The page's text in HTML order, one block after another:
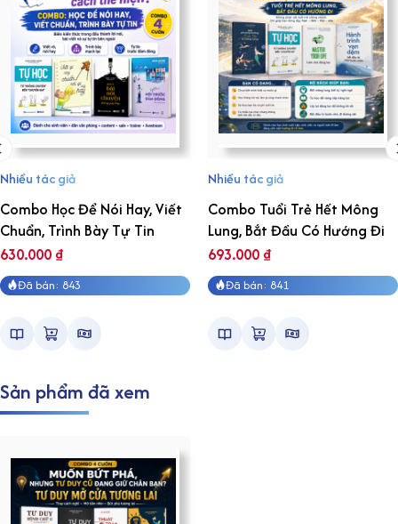
Nhiều tác giả
Combo Học Để Nói Hay, Viết
Chuẩn, Trình Bày Tự Tin
630.000₫
Đã bán: 843
Nhiều tác giả
Combo Tuổi Trẻ Hết Mông
Lung, Bắt Đầu Có Hướng Đi
693.000₫
Đã bán: 841
Sản phẩm đã xem